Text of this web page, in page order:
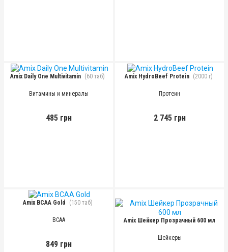
Amix Daily One Multivitamin (60 таб)
Витамины и минералы
485 грн
Amix HydroBeef Protein (2000 г)
Протеин
2 745 грн
Amix BCAA Gold (150 таб)
BCAA
849 грн
Amix Шейкер Прозрачный 600 мл
Шейкеры